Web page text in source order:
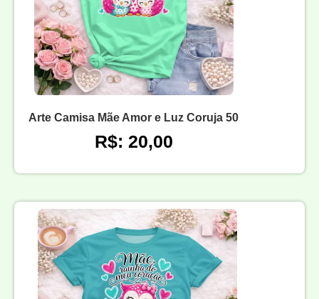
Arte Camisa Mãe Amor e Luz Coruja 50
R$: 20,00